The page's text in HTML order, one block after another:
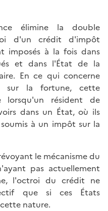
élimine la double
d'un crédit d'impôt
imposés à la fois dans
et dans l'État de la
En ce qui concerne
sur la fortune, cette
lorsqu'un résident de
dans un État, où ils
à un impôt sur la
le mécanisme du
pas actuellement
l'octroi du crédit ne
que si ces États
nature.